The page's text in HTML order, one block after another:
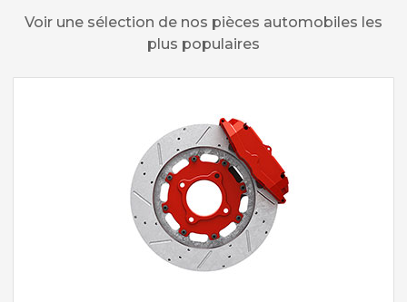
Voir une sélection de nos pièces automobiles les
plus populaires